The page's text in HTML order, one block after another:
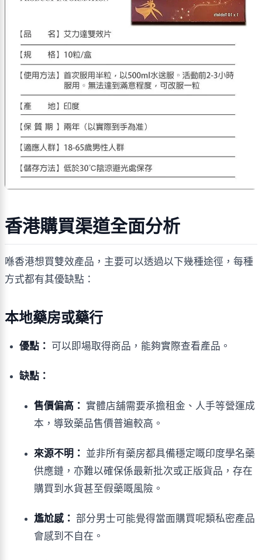
香港購買渠道全面分析
喺香港想買雙效產品，主要可以透過以下幾種途徑，每種
方式都有其優缺點：
本地藥房或藥行
優點： 可以即場取得商品，能夠實際查看產品。
缺點：
售價偏高： 實體店舖需要承擔租金、人手等營運成
本，導致藥品售價普遍較高。
來源不明：
並非所有藥房都具備穩定嘅印度學名藥
供應鏈，亦難以確保係最新批次或正版貨品，存在
購買到水貨甚至假藥嘅風險。
尷尬感： 部分男士可能覺得當面購買呢類私密產品
會感到不自在。